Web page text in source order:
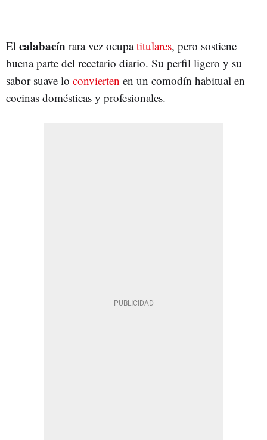
El calabacín rara vez ocupatitulares, pero sostiene
buena parte del recetario diario. Su perfil ligero y su
sabor suave lo convierten en un comodín habitual en
cocinas domésticas y profesionales.